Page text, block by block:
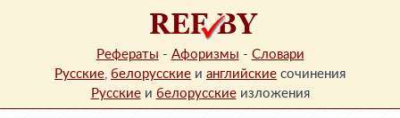
Рефераты - Афоризмы - Словари
Русские, белорусские и английские сочинения
Русскиеи белорусскиеизложения